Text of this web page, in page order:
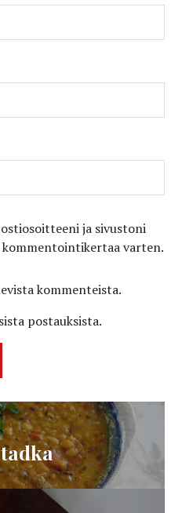
ja sivustoni
kommentointikertaa varten.
kommenteista.
postauksista.